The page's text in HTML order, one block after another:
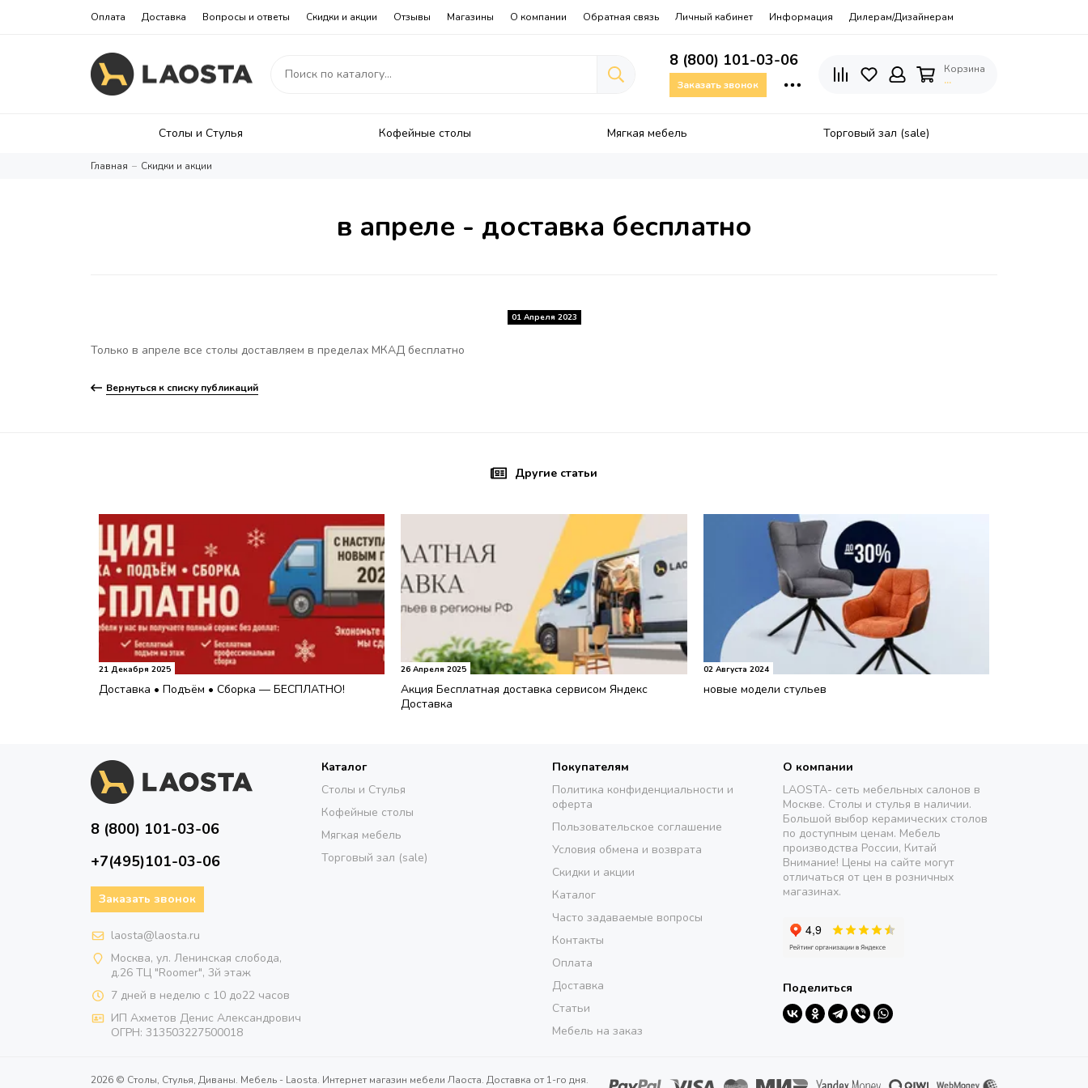
Оплата Доставка Вопросы и ответы Скидки и акции Отзывы Магазины О компании Обратная связь Личный кабинет Информация Дилерам/Дизайнерам
8 (800) 101-03-06
Заказать звонок
Корзина
…
Столы и Стулья Кофейные столы Мягкая мебель Торговый зал (sale)
Главная Скидки и акции
в апреле - доставка бесплатно
01 Апреля 2023
Только в апреле все столы доставляем в пределах МКАД бесплатно
Вернуться к списку публикаций
Другие статьи
21 Декабря 2025
Доставка • Подъём • Сборка — БЕСПЛАТНО!
26 Апреля 2025
Акция Бесплатная доставка сервисом Яндекс
Доставка
02 Августа 2024
новые модели стульев
8 (800) 101-03-06
+7(495)101-03-06
Заказать звонок
laosta@laosta.ru
Москва, ул. Ленинская слобода,
д.26 ТЦ "Roomer", 3й этаж
7 дней в неделю с 10 до22 часов
ИП Ахметов Денис Александрович
ОГРН: 313503227500018
Каталог
Столы и Стулья
Кофейные столы
Мягкая мебель
Торговый зал (sale)
Покупателям
Политика конфиденциальности и
оферта
Пользовательское соглашение
Условия обмена и возврата
Скидки и акции
Каталог
Часто задаваемые вопросы
Контакты
Оплата
Доставка
Статьи
Мебель на заказ
О компании
LAOSTA- сеть мебельных салонов в
Москве. Столы и стулья в наличии.
Большой выбор керамических столов
по доступным ценам. Мебель
производства России, Китай
Внимание! Цены на сайте могут
отличаться от цен в розничных
магазинах.
Поделиться
2026 © Столы, Стулья, Диваны. Мебель - Laosta. Интернет магазин мебели Лаоста. Доставка от 1-го дня.